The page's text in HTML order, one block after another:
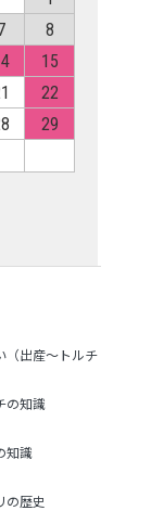
出産～トルチ
の知識
知識
歴史